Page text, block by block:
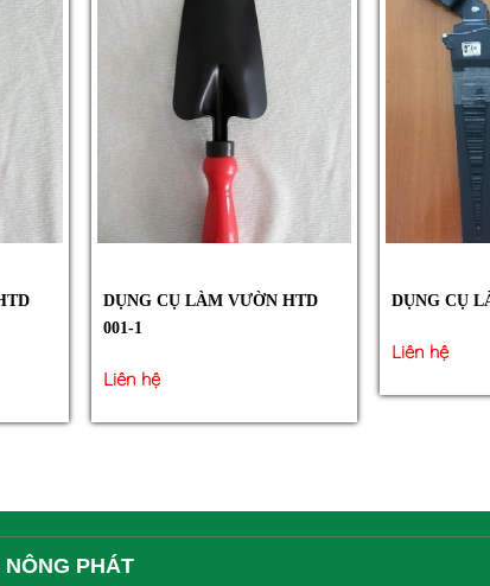
DỤNG CỤ LÀM VƯỜN HTD
001-1
Liên hệ
DỤNG CỤ
Liên hệ
PHÁT